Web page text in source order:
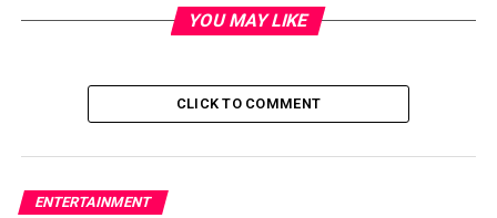
YOU MAY LIKE
CLICK TO COMMENT
ENTERTAINMENT